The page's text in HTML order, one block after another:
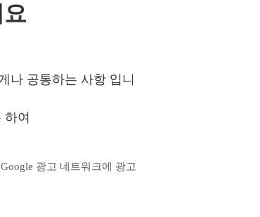
나 공통하는 사항 입니
여
광고 네트워크에 광고